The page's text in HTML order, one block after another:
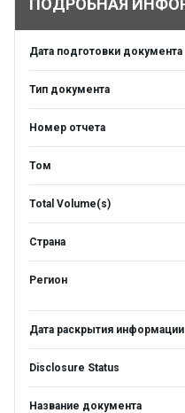
ПОДРОБНАЯ
Дата подготовки документа
Тип документа
Номер отчета
Том
Total Volume(s)
Страна
Регион
Дата раскрытия информации
Disclosure Status
Название документа